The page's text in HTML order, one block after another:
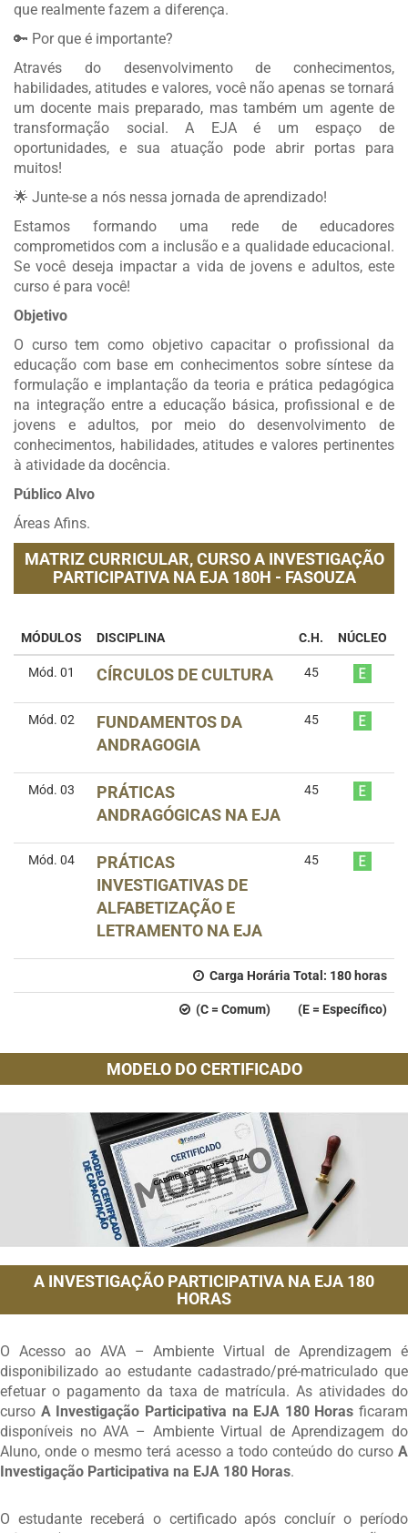
que realmente fazem a diferença.
🔑 Por que é importante?
Através do desenvolvimento de conhecimentos,
habilidades, atitudes e valores, você não apenas se tornará
um docente mais preparado, mas também um agente de
transformação social. A EJA é um espaço de
oportunidades, e sua atuação pode abrir portas para
muitos!
🌟 Junte-se a nós nessa jornada de aprendizado!
Estamos formando uma rede de educadores
comprometidos com a inclusão e a qualidade educacional.
Se você deseja impactar a vida de jovens e adultos, este
curso é para você!
Objetivo
O curso tem como objetivo capacitar o profissional da
educação com base em conhecimentos sobre síntese da
formulação e implantação da teoria e prática pedagógica
na integração entre a educação básica, profissional e de
jovens e adultos, por meio do desenvolvimento de
conhecimentos, habilidades, atitudes e valores pertinentes
à atividade da docência.
Público Alvo
Áreas Afins.
MATRIZ CURRICULAR,CURSO A INVESTIGAÇÃO
PARTICIPATIVA NA EJA 180H - FASOUZA
MÓDULOS DISCIPLINA C.H. NÚCLEO
Mód. 01 CÍRCULOS DE CULTURA 45
Mód. 02
FUNDAMENTOS DA
ANDRAGOGIA
45
Mód. 03
PRÁTICAS
ANDRAGÓGICAS NA EJA
45
Mód. 04
PRÁTICAS
INVESTIGATIVAS DE
ALFABETIZAÇÃO E
LETRAMENTO NA EJA
45
Carga Horária Total: 180 horas
(C = Comum) (E = Específico)
MODELO DO CERTIFICADO
A INVESTIGAÇÃO PARTICIPATIVA NA EJA 180
HORAS
O Acesso ao AVA – Ambiente Virtual de Aprendizagem é
disponibilizado ao estudante cadastrado/pré-matriculado que
efetuar o pagamento da taxa de matrícula. As atividades do
curso A Investigação Participativa na EJA 180 Horas ficaram
disponíveis no AVA – Ambiente Virtual de Aprendizagem do
Aluno, onde o mesmo terá acesso a todo conteúdo do curso A
Investigação Participativa na EJA 180 Horas.
O estudante receberá o certificado após concluír o período